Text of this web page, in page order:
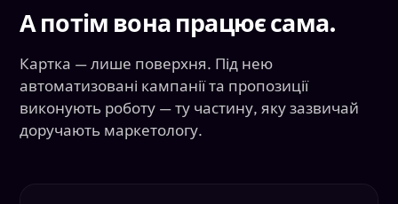
А потім вона працює сама.
Картка — лише поверхня. Під нею
автоматизовані кампанії та пропозиції
виконують роботу — ту частину, яку зазвичай
доручають маркетологу.